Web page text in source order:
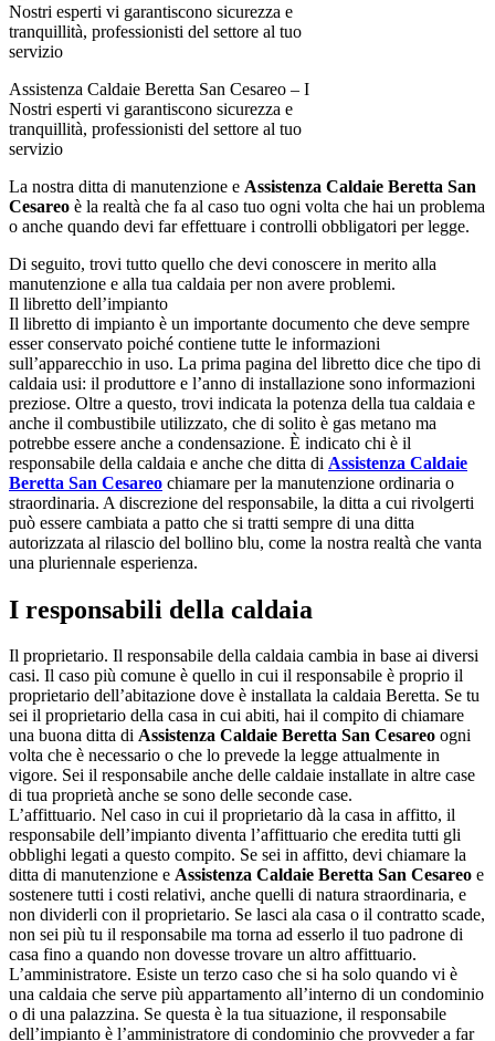
Assistenza Caldaie Beretta San Cesareo – I
Nostri esperti vi garantiscono sicurezza e
tranquillità, professionisti del settore al tuo
servizio
La nostra ditta di manutenzione e Assistenza Caldaie Beretta San
Cesareo è la realtà che fa al caso tuo ogni volta che hai un problema
o anche quando devi far effettuare i controlli obbligatori per legge.
Di seguito, trovi tutto quello che devi conoscere in merito alla
manutenzione e alla tua caldaia per non avere problemi.
Il libretto dell’impianto
Il libretto di impianto è un importante documento che deve sempre
esser conservato poiché contiene tutte le informazioni
sull’apparecchio in uso. La prima pagina del libretto dice che tipo di
caldaia usi: il produttore e l’anno di installazione sono informazioni
preziose. Oltre a questo, trovi indicata la potenza della tua caldaia e
anche il combustibile utilizzato, che di solito è gas metano ma
potrebbe essere anche a condensazione. È indicato chi è il
responsabile della caldaia e anche che ditta di Assistenza Caldaie
Beretta San Cesareo chiamare per la manutenzione ordinaria o
straordinaria. A discrezione del responsabile, la ditta a cui rivolgerti
può essere cambiata a patto che si tratti sempre di una ditta
autorizzata al rilascio del bollino blu, come la nostra realtà che vanta
una pluriennale esperienza.
I responsabili della caldaia
Il proprietario. Il responsabile della caldaia cambia in base ai diversi
casi. Il caso più comune è quello in cui il responsabile è proprio il
proprietario dell’abitazione dove è installata la caldaia Beretta. Se tu
sei il proprietario della casa in cui abiti, hai il compito di chiamare
una buona ditta di Assistenza Caldaie Beretta San Cesareo ogni
volta che è necessario o che lo prevede la legge attualmente in
vigore. Sei il responsabile anche delle caldaie installate in altre case
di tua proprietà anche se sono delle seconde case.
L’affittuario. Nel caso in cui il proprietario dà la casa in affitto, il
responsabile dell’impianto diventa l’affittuario che eredita tutti gli
obblighi legati a questo compito. Se sei in affitto, devi chiamare la
ditta di manutenzione e Assistenza Caldaie Beretta San Cesareo e
sostenere tutti i costi relativi, anche quelli di natura straordinaria, e
non dividerli con il proprietario. Se lasci ala casa o il contratto scade,
non sei più tu il responsabile ma torna ad esserlo il tuo padrone di
casa fino a quando non dovesse trovare un altro affittuario.
L’amministratore. Esiste un terzo caso che si ha solo quando vi è
una caldaia che serve più appartamento all’interno di un condominio
o di una palazzina. Se questa è la tua situazione, il responsabile
dell’impianto è l’amministratore di condominio che provveder a far